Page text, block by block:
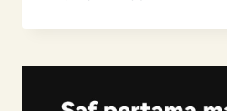
HADIS